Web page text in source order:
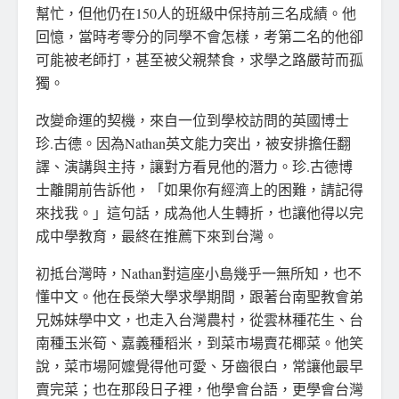
幫忙，但他仍在150人的班級中保持前三名成績。他
回憶，當時考零分的同學不會怎樣，考第二名的他卻
可能被老師打，甚至被父親禁食，求學之路嚴苛而孤
獨。
改變命運的契機，來自一位到學校訪問的英國博士
珍.古德。因為Nathan英文能力突出，被安排擔任翻
譯、演講與主持，讓對方看見他的潛力。珍.古德博
士離開前告訴他，「如果你有經濟上的困難，請記得
來找我。」這句話，成為他人生轉折，也讓他得以完
成中學教育，最終在推薦下來到台灣。
初抵台灣時，Nathan對這座小島幾乎一無所知，也不
懂中文。他在長榮大學求學期間，跟著台南聖教會弟
兄姊妹學中文，也走入台灣農村，從雲林種花生、台
南種玉米筍、嘉義種稻米，到菜市場賣花椰菜。他笑
說，菜市場阿嬤覺得他可愛、牙齒很白，常讓他最早
賣完菜；也在那段日子裡，他學會台語，更學會台灣